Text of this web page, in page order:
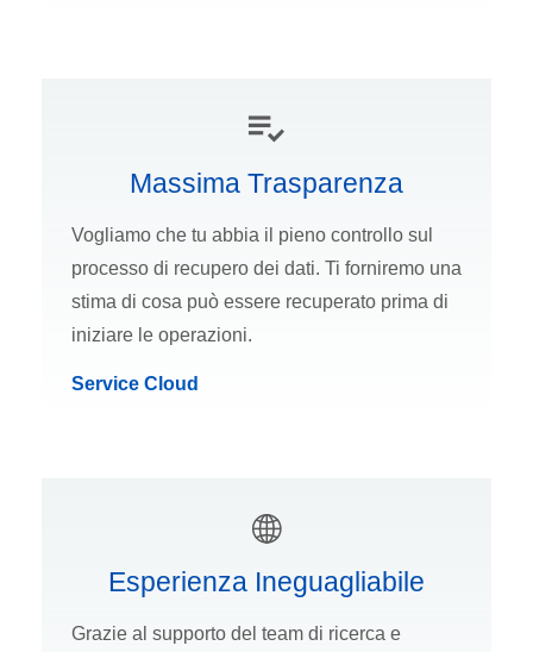
Massima Trasparenza
Vogliamo che tu abbia il pieno controllo sul
processo di recupero dei dati. Ti forniremo una
stima di cosa può essere recuperato prima di
iniziare le operazioni.
Service Cloud
Esperienza Ineguagliabile
Grazie al supporto del team di ricerca e